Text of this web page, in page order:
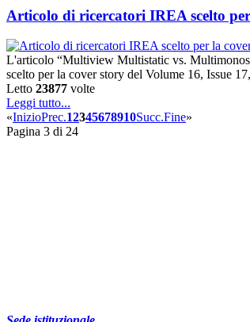
Articolo di ricercatori IREA scelto
L'articolo “Multiview Multistatic vs.
scelto per la cover story del Volume 16, Issue
Letto 23877 volte
Leggi tutto...
«InizioPrec.12345678910Succ.Fine»
Pagina 3 di 24